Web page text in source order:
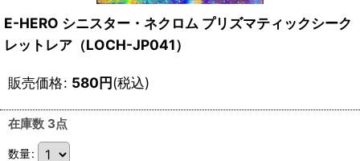
E-HERO シニスター・ネクロム プリズマティックシーク
レットレア（LOCH-JP041）
販売価格: 580円(税込)
在庫数 3点
数量: